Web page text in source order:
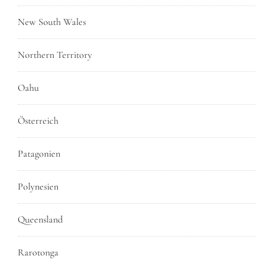
New South Wales
Northern Territory
Oahu
Österreich
Patagonien
Polynesien
Queensland
Rarotonga